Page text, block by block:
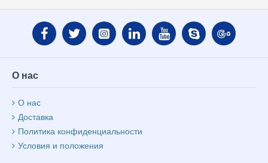
О нас
О нас
Доставка
Политика конфиденциальности
Условия и положения